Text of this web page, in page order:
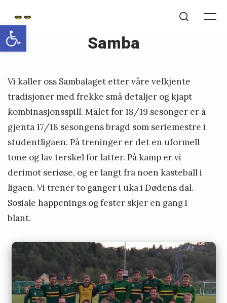
Open toolbar
content
NTNUI
/
NTNUI
Samba
on
u
l
i
s
h
e
d
.
o
k
t
Vi kaller oss Sambalaget etter våre velkjente
tradisjoner med frekke små detaljer og kjapt
kombinasjonsspill. Målet for 18/19 sesonger er å
gjenta 17/18 sesongens bragd som seriemestre i
studentligaen. På treninger er det en uformell
tone og lav terskel for latter. På kamp er vi
derimot seriøse, og er langt fra noen kasteball i
ligaen. Vi trener to ganger i uka i Dødens dal.
Sosiale happenings og fester skjer en gang i
blant.